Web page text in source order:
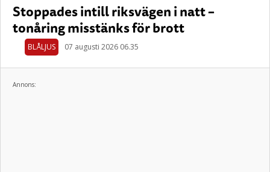
Stoppades intill riksvägen i natt –
tonåring misstänks för brott
BLÅLJUS 07 augusti 2026 06.35
Annons: